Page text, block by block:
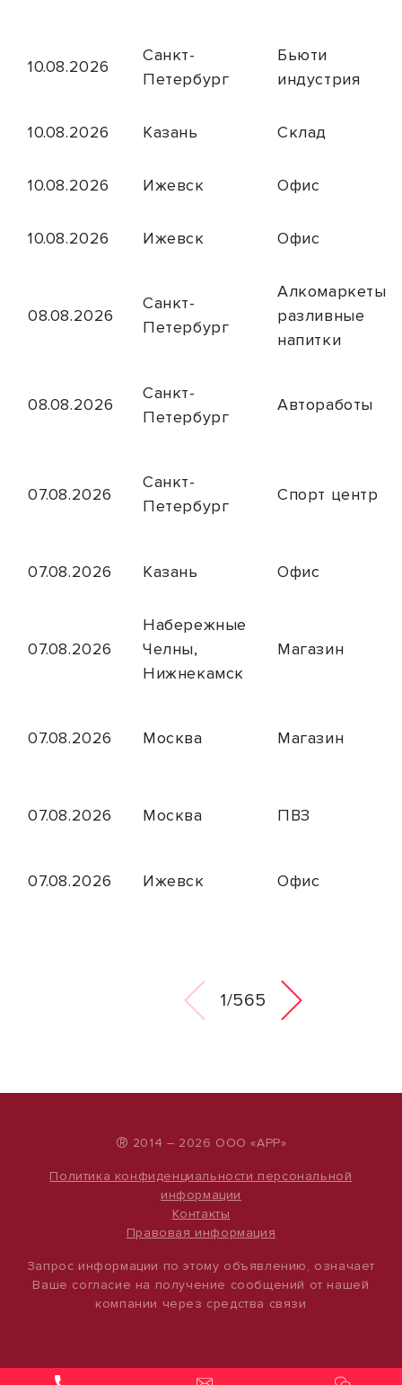
10.08.2026
Санкт-
Петербург
Бьюти
индустрия
10.08.2026 Казань Склад
10.08.2026 Ижевск Офис
10.08.2026 Ижевск Офис
08.08.2026
Санкт-
Петербург
Алкомаркеты и
разливные
напитки
08.08.2026
Санкт-
Петербург
Автоработы
07.08.2026
Санкт-
Петербург
Спорт центр
07.08.2026 Казань Офис
07.08.2026
Набережные
Челны,
Нижнекамск
Магазин
07.08.2026 Москва Магазин
07.08.2026 Москва ПВЗ
07.08.2026 Ижевск Офис
1/565
® 2014 – 2026 ООО «АРР»
Политика конфиденциальности персональной
информации
Контакты
Правовая информация
Запрос информации по этому объявлению, означает
Ваше согласие на получение сообщений от нашей
компании через средства связи